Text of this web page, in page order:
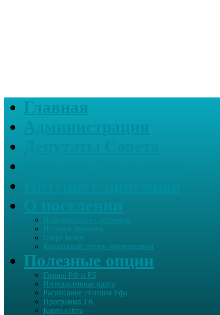
Главная
Информация о поселении
История деревень
Озеро Белое
Ковальский Антон Филиппович
Полезные опции
Гимны РФ и РБ
Интерактивная карта
Расписание станция Уфа
Программа ТВ
Карта сайта